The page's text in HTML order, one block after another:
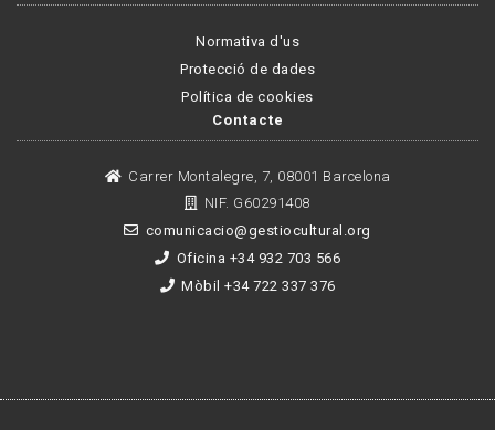
Normativa d'us
Protecció de dades
Política de cookies
Contacte
Carrer Montalegre, 7, 08001 Barcelona
NIF. G60291408
comunicacio@gestiocultural.org
Oficina +34 932 703 566
Mòbil +34 722 337 376